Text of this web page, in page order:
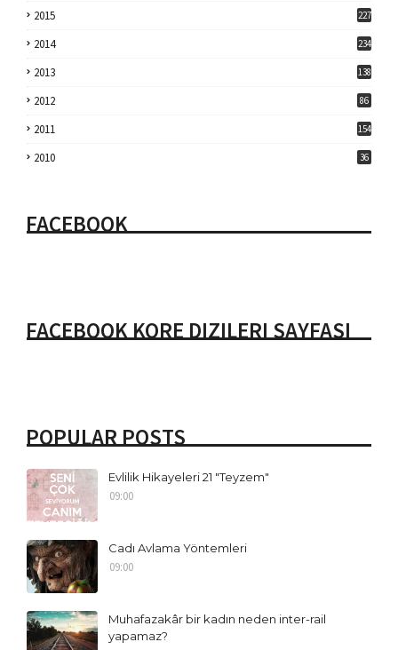
2015 227
2014 234
2013 138
2012 86
2011 154
2010 36
FACEBOOK
FACEBOOK KORE DIZILERI SAYFASI
POPULAR POSTS
Evlilik Hikayeleri 21 "Teyzem"
09:00
Cadı Avlama Yöntemleri
09:00
Muhafazakâr bir kadın neden inter-rail
yapamaz?